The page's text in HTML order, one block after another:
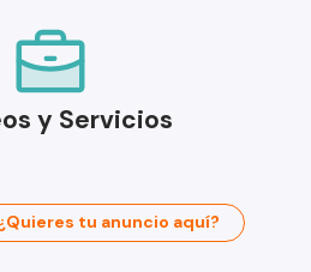
y Servicios
tu anuncio aquí?